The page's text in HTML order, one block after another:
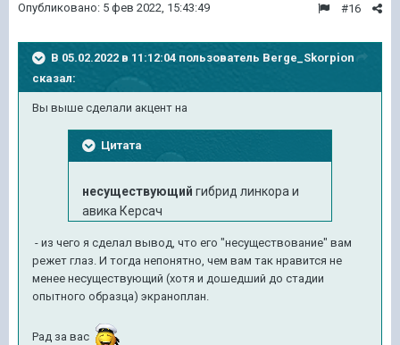
#16
Опубликовано: 5 фев 2022, 15:43:49
В 05.02.2022 в 11:12:04 пользователь Berge_Skorpion
сказал:
Вы выше сделали акцент на
Цитата
несуществующий гибрид линкора и
авика Керсач
- из чего я сделал вывод, что его "несуществование" вам
режет глаз. И тогда непонятно, чем вам так нравится не
менее несуществующий (хотя и дошедший до стадии
опытного образца) экраноплан.
Рад за вас